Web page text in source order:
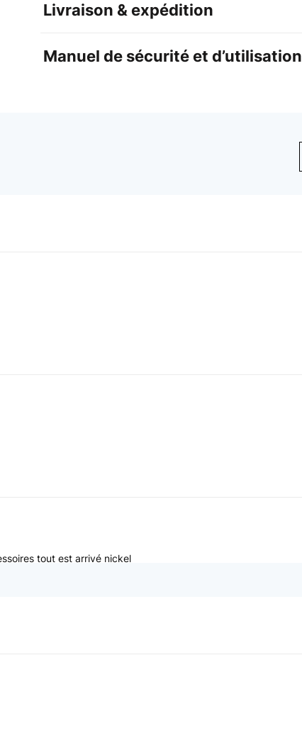
Livraison & expédition
Manuel de sécurité et d’utilisation
tout est arrivé nickel